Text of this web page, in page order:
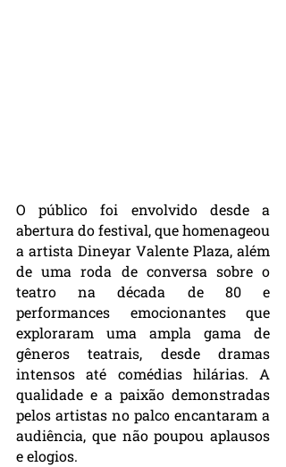
O público foi envolvido desde a
abertura do festival, que homenageou
a artista Dineyar Valente Plaza, além
de uma roda de conversa sobre o
teatro na década de 80 e
performances emocionantes que
exploraram uma ampla gama de
gêneros teatrais, desde dramas
intensos até comédias hilárias. A
qualidade e a paixão demonstradas
pelos artistas no palco encantaram a
audiência, que não poupou aplausos
e elogios.